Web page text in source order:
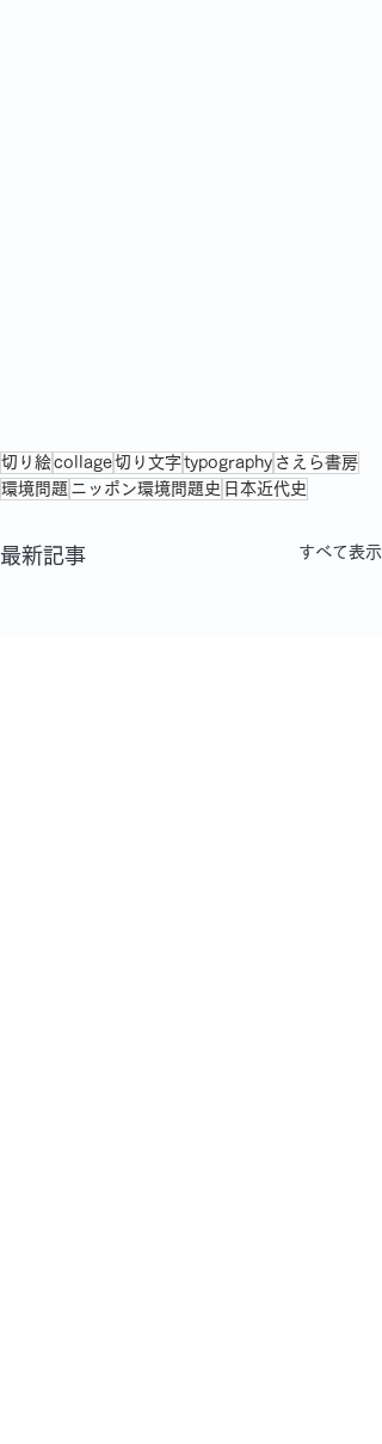
切り絵collage切り文字typography さえら書房
環境問題 ニッポン環境問題史 日本近代史
最新記事 すべて表示